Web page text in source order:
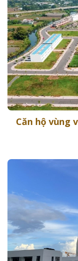
Căn hộ vùng